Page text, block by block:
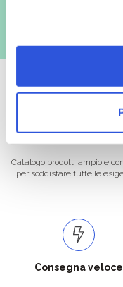
Catalogo prodotti ampio e
per soddisfare tutte le
Consegna veloce